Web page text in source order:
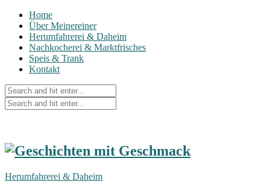
Home
Über Meinereiner
Herumfahrerei & Daheim
Nachkocherei & Marktfrisches
Speis & Trank
Kontakt
Herumfahrerei & Daheim